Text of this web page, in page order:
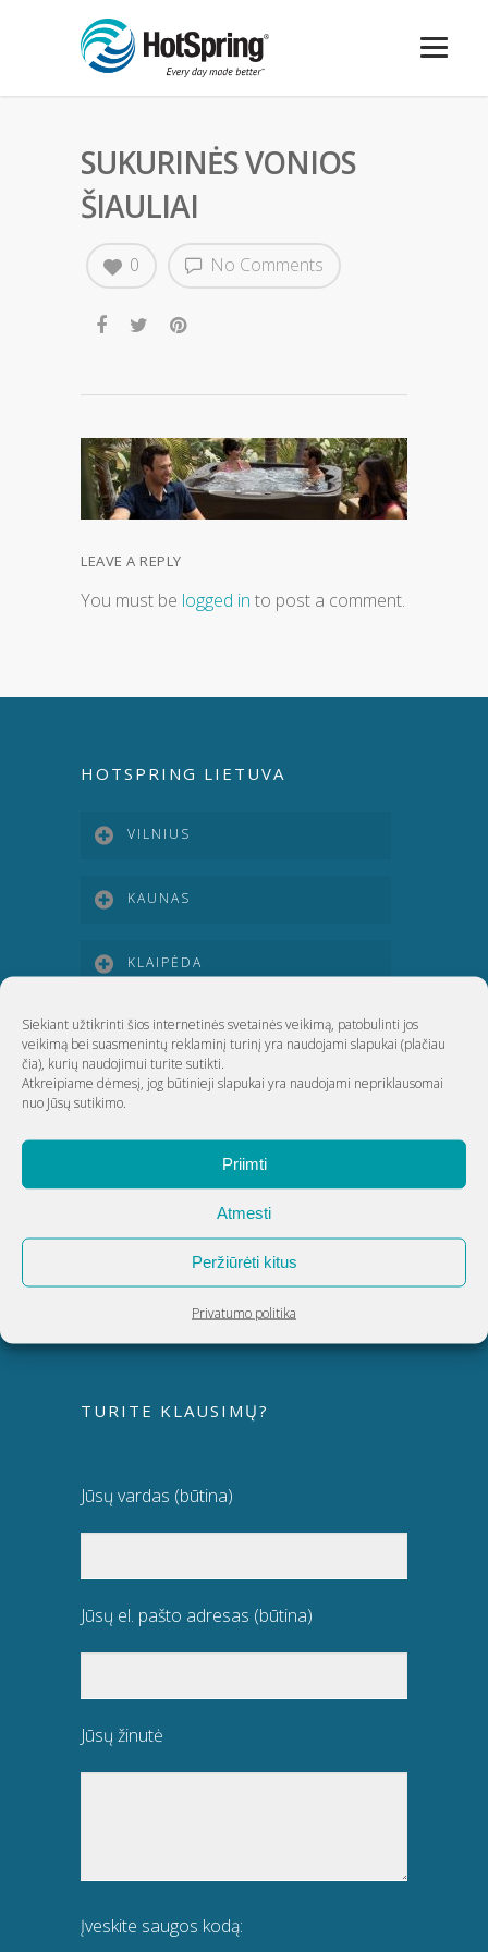
Siekiant užtikrinti šios internetinės svetainės veikimą, patobulinti jos
veikimą bei suasmenintų reklaminį turinį yra naudojami slapukai (plačiau
čia) , kurių naudojimui turite sutikti.
Atkreipiame dėmesį, jog būtinieji slapukai yra naudojami nepriklausomai
nuo Jūsų sutikimo.
Priimti
Atmesti
Peržiūrėti kitus
Privatumo politika
SUKURINĖS VONIOS
ŠIAULIAI
No Comments
0
LEAVE A REPLY
You must be logged in to post a comment.
HOTSPRING LIETUVA
VILNIUS
KAUNAS
KLAIPĖDA
ŠIAULIAI
UAB Akvatechnika
Adresas: Dunojaus g. 20, Vilnius
Įmonės kodas: 124389034
PVM kodas: LT243890314
Telefonas:8 5 270 9695
info@akvatechnika.lt
facebook.com/HotSpringLietuva/
TURITE KLAUSIMŲ?
Jūsų vardas (būtina)
Jūsų el. pašto adresas (būtina)
Jūsų žinutė
Įveskite saugos kodą: